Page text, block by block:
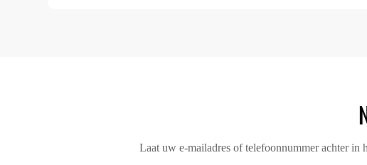
Laat uw e-mailadres of telefoonnummer achter in